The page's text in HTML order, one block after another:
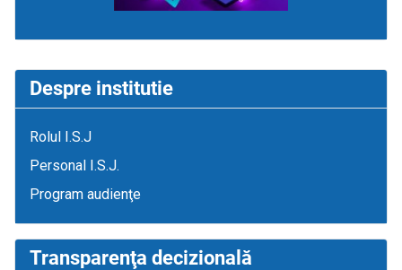
Despre institutie
Rolul I.S.J
Personal I.S.J.
Program audienţe
Transparenţa decizională